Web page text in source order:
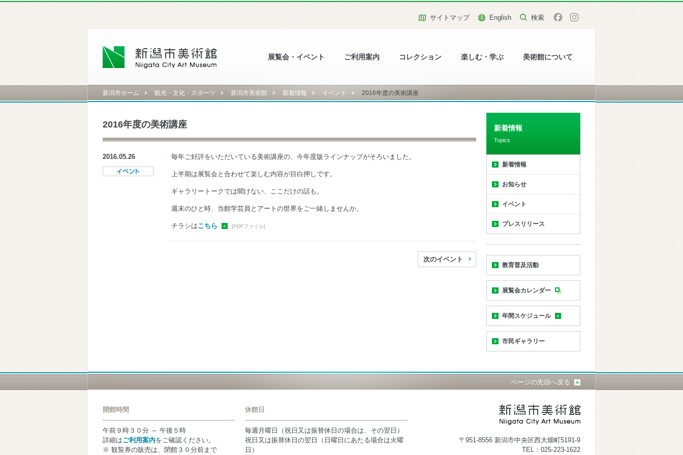
展覧会・イベント ご利用案内 コレクション 楽しむ・学ぶ 美術館について
サイトマップ English
新潟市ホーム 観光・文化・スポーツ 新潟市美術館 新着情報 イベント 2016年度の美術講座
2016年度の美術講座
2016.05.26 毎年ご好評をいただいている美術講座の、今年度版ラインナップがそろいました。
上半期は展覧会と合わせて楽しむ内容が目白押しです。
ギャラリートークでは聞けない、ここだけの話も。
週末のひと時、当館学芸員とアートの世界をご一緒しませんか。
チラシはこちら [PDFファイル]
次のイベント
新着情報
Topics
新着情報
お知らせ
イベント
プレスリリース
教育普及活動
展覧会カレンダー
年間スケジュール
市民ギャラリー
ページの先頭へ戻る
開館時間
午前９時３０分 ～ 午後５時
詳細はご利用案内をご確認ください。
※ 観覧券の販売は、閉館３０分前まで
休館日
毎週月曜日（祝日又は振替休日の場合は、その翌日）
祝日又は振替休日の翌日（日曜日にあたる場合は火曜
日）
〒951-8556 新潟市中央区西大畑町5191-9
TEL：025-223-1622